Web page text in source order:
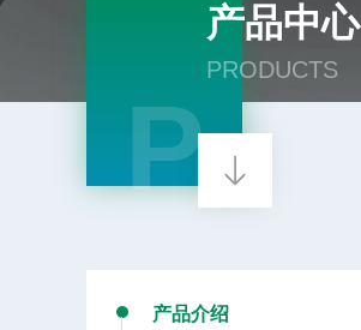
产品中心
PRODUCTS
P
产品介绍